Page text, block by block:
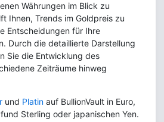
Währungen im Blick zu
Ihnen, Trends im Goldpreis zu
Entscheidungen für Ihre
Durch die detaillierte Darstellung
Sie die Entwicklung des
Zeiträume hinweg
und Platin auf BullionVault in Euro,
Sterling oder japanischen Yen.